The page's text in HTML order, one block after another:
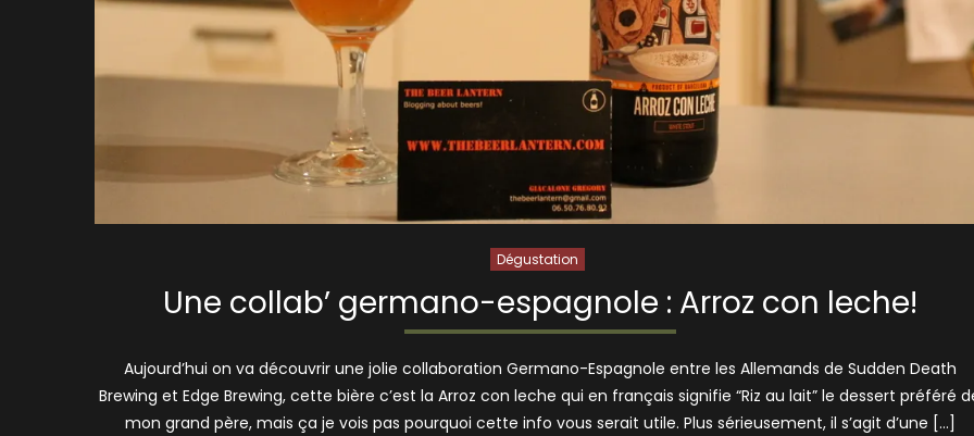
Dégustation
Une collab’ germano-espagnole : Arroz con leche!
Aujourd’hui on va découvrir une jolie collaboration Germano-Espagnole entre les Allemands de Sudden Death
Brewing et Edge Brewing, cette bière c’est la Arroz con leche qui en français signifie “Riz au lait” le dessert préféré
mon grand père, mais ça je vois pas pourquoi cette info vous serait utile. Plus sérieusement, il s’agit d’une […]